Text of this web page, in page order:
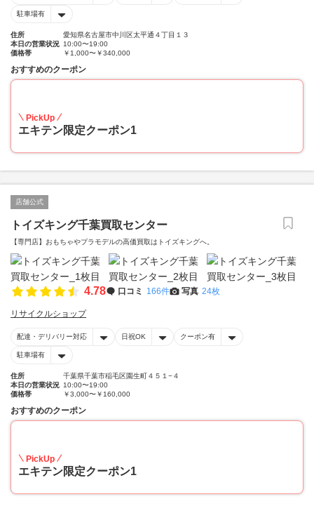
駐車場有
住所
愛知県名古屋市中川区太平通４丁目１３
本日の営業状況 10:00〜19:00
価格帯
￥1,000〜￥340,000
おすすめのクーポン
PickUp
エキテン限定クーポン1
店舗公式
トイズキング千葉買取センター
【専門店】おもちゃやプラモデルの高価買取はトイズキングへ。‎
4.78 口コミ 166件 写真 24枚
リサイクルショップ
配達・デリバリー対応 日祝OK クーポン有
駐車場有
住所
千葉県千葉市稲毛区園生町４５１−４
本日の営業状況 10:00〜19:00
価格帯
￥3,000〜￥160,000
おすすめのクーポン
PickUp
エキテン限定クーポン1